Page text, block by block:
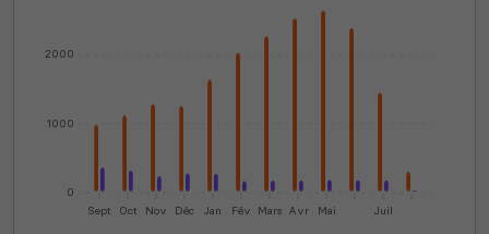
0
1000
2000
Sept Oct Nov Déc Jan Fév Mars Avr Mai Juil